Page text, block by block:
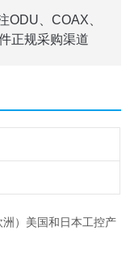
ODU、COAX、
正规采购渠道
洲）美国和日本工控产